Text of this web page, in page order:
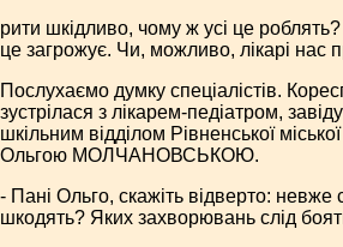
рити шкідливо, чому ж усі це
це загрожує. Чи, можливо, лікарі нас
Послухаємо думку спеціалістів.
зустрілася з лікарем-педіатром,
шкільним відділом Рівненської міської
Ольгою МОЛЧАНОВСЬКОЮ.
- Пані Ольго, скажіть відверто: невже
шкодять? Яких захворювань слід